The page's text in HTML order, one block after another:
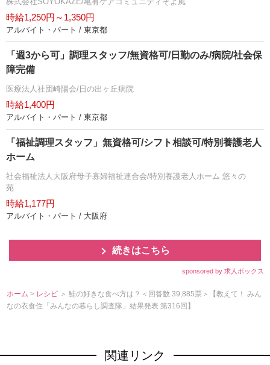
時給1,250円～1,350円
アルバイト・パート / 東京都
「週3から可」調理スタッフ/無資格可/日勤のみ/病院/社会保
障完備
医療法人社団崎陽会/日の出ヶ丘病院
時給1,400円
アルバイト・パート / 東京都
「福祉調理スタッフ」無資格可/シフト相談可/特別養護老人
ホーム
社会福祉法人大阪府母子寡婦福祉連合会/特別養護老人ホーム 悠々の
苑
時給1,177円
アルバイト・パート / 大阪府
続きはこちら
sponsored by 求人ボックス
ホーム > レシピ ＞ 鮭の好きな食べ方は？＜回答数 39,885票＞【教えて！ みん
なの衣食住「みんなの暮らし調査隊」結果発表 第316回】
関連リンク